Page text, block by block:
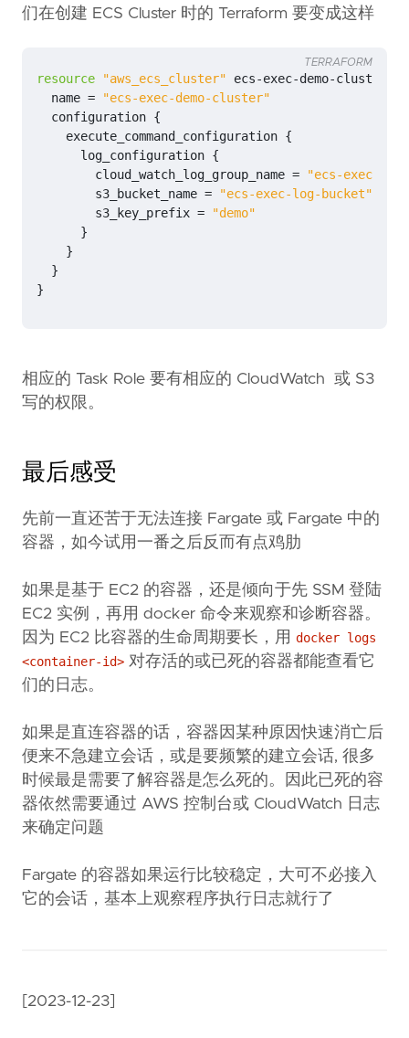
们在创建 ECS Cluster 时的 Terraform 要变成这样
resource "aws_ecs_cluster" ecs-exec-demo-cluster
name =
"ecs-exec-demo-cluster"
configuration {
execute_command_configuration {
log_configuration {
cloud_watch_log_group_name =
"ecs-exec-log"
s3_bucket_name =
"ecs-exec-log-bucket"
s3_key_prefix =
"demo"
}
}
}
}
TERRAFORM
相应的 Task Role 要有相应的 CloudWatch 或 S3
写的权限。
最后感受
先前一直还苦于无法连接 Fargate 或 Fargate 中的
容器，如今试用一番之后反而有点鸡肋
如果是基于 EC2 的容器，还是倾向于先 SSM 登陆
EC2 实例，再用 docker 命令来观察和诊断容器。
因为 EC2 比容器的生命周期要长，用 docker logs
<container-id> 对存活的或已死的容器都能查看它
们的日志。
如果是直连容器的话，容器因某种原因快速消亡后
便来不急建立会话，或是要频繁的建立会话, 很多
时候最是需要了解容器是怎么死的。因此已死的容
器依然需要通过 AWS 控制台或 CloudWatch 日志
来确定问题
Fargate 的容器如果运行比较稳定，大可不必接入
它的会话，基本上观察程序执行日志就行了
[2023-12-23]